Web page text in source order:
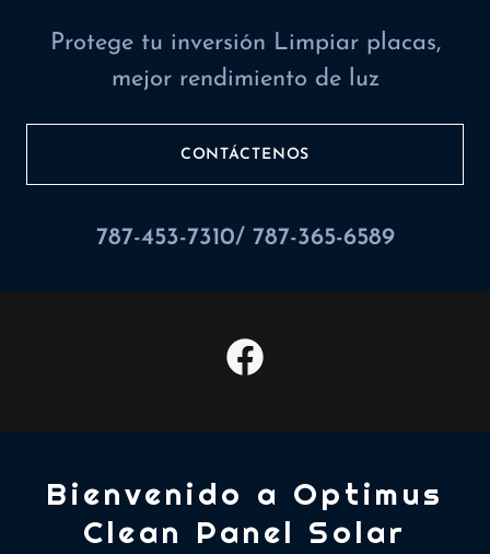
Protege tu inversión Limpiar placas,
mejor rendimiento de luz
CONTÁCTENOS
787-453-7310/ 787-365-6589
Bienvenido a Optimus
Clean Panel Solar